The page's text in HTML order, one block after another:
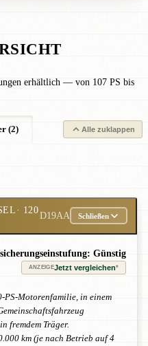
erhältlich — von 107 PS bis
(2) Alle zuklappen
· 120
D19AA Schließen
Günstig
ANZEIGEJetzt vergleichen*
PS-Motorenfamilie, in einem
fremdem Träger.
km (je nach Betrieb auf 4